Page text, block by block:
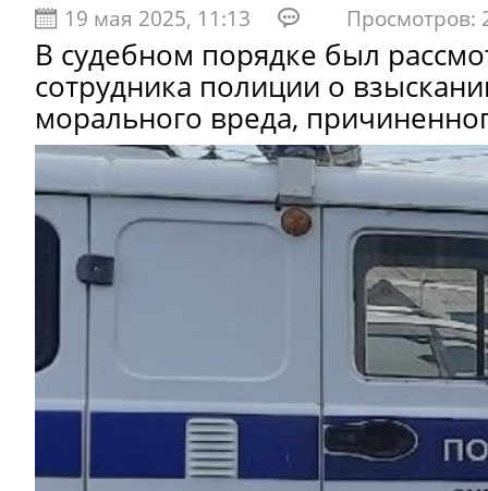
19 мая 2025, 11:13 Просмотров:
В судебном порядке был
сотрудника полиции о
морального вреда,